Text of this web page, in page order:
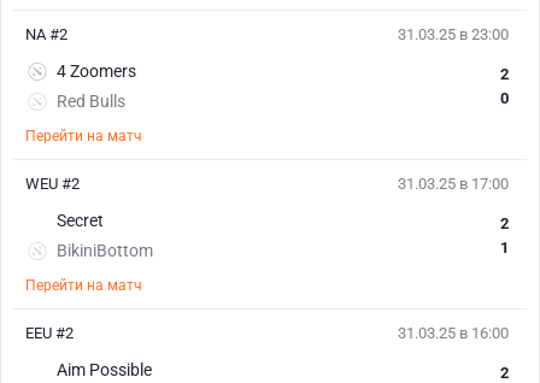
31.03.25 в 23:00
4 Zoomers
Red Bulls
2
0
Перейти на матч
NA #2
31.03.25 в 17:00
Secret
BikiniBottom
2
1
Перейти на матч
WEU #2
31.03.25 в 16:00
Aim Possible
2
EEU #2